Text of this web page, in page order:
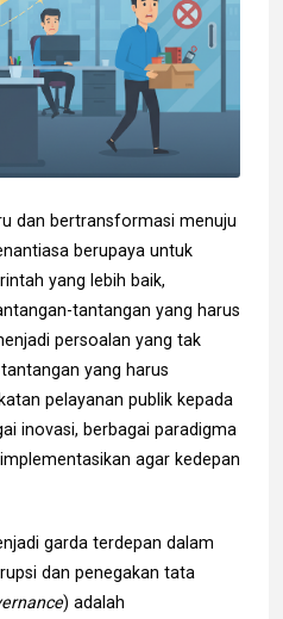
dan bertransformasi menuju
berupaya untuk
yang lebih baik,
tantangan yang harus
persoalan yang tak
yang harus
pelayanan publik kepada
inovasi, berbagai paradigma
agar kedepan
garda terdepan dalam
dan penegakan tata
) adalah